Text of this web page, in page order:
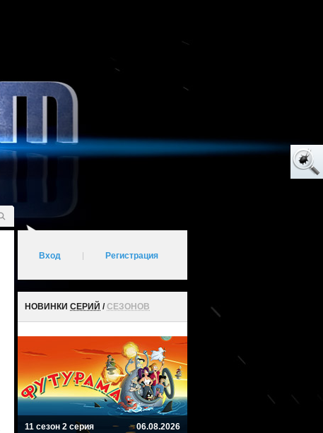
Вход Регистрация
НОВИНКИ СЕРИЙ /СЕЗОНОВ
11 сезон 2 серия 06.08.2026